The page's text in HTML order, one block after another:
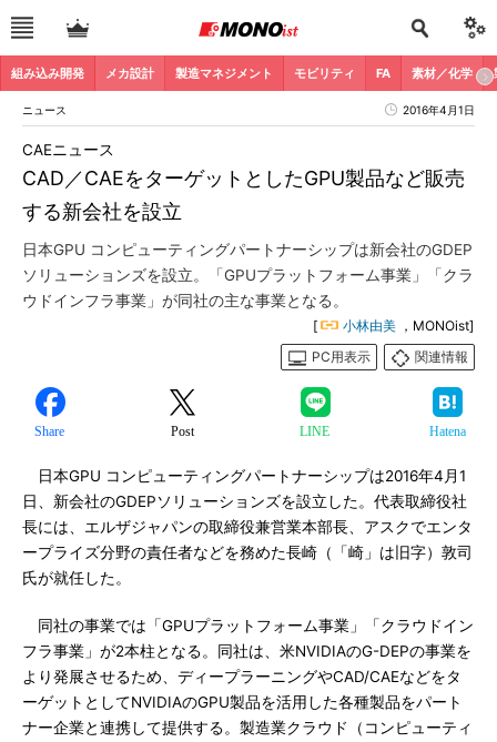
組み込み開発 メカ設計 製造マネジメント モビリティ FA 素材／化学
ニュース 2016年4月1日
CAD／CAEをターゲットとしたGPU製品など販売
する新会社を設立
CAEニュース
日本GPU コンピューティングパートナーシップは新会社のGDEP
ソリューションズを設立。「GPUプラットフォーム事業」「クラ
ウドインフラ事業」が同社の主な事業となる。
[ 小林由美 ，MONOist]
PC用表示
関連情報
Share Post LINE Hatena
日本GPU コンピューティングパートナーシップは2016年4月1
日、新会社のGDEPソリューションズを設立した。代表取締役社
長には、エルザジャパンの取締役兼営業本部長、アスクでエンタ
ープライズ分野の責任者などを務めた長崎（「崎」は旧字）敦司
氏が就任した。
同社の事業では「GPUプラットフォーム事業」「クラウドイン
フラ事業」が2本柱となる。同社は、米NVIDIAのG-DEPの事業を
より発展させるため、ディープラーニングやCAD/CAEなどをタ
ーゲットとしてNVIDIAのGPU製品を活用した各種製品をパート
ナー企業と連携して提供する。製造業クラウド（コンピューティ